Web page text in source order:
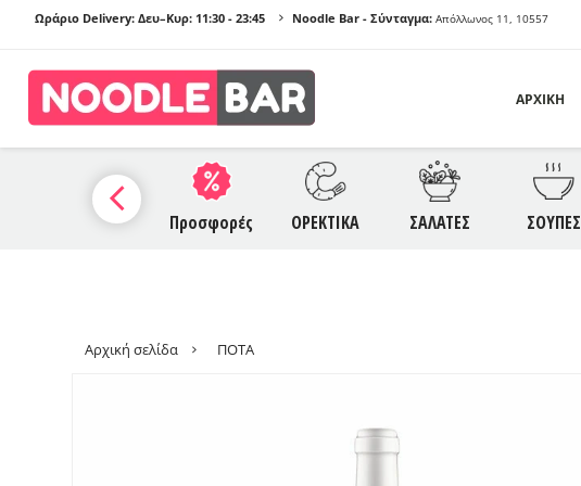
Ωράριο Delivery: Δευ–Κυρ: 11:30 - 23:45 Noodle Bar - Σύνταγμα: Απόλλωνος 11, 10557
ΑΡΧΙΚΗ
ΠΡΟΣΦΟΡΕΣ
SAUCES Προσφορές ΟΡΕΚΤΙΚΑ ΣΑΛΑΤΕΣ ΣΟΥΠΕΣ
Αρχική σελίδα ΠΟΤΑ